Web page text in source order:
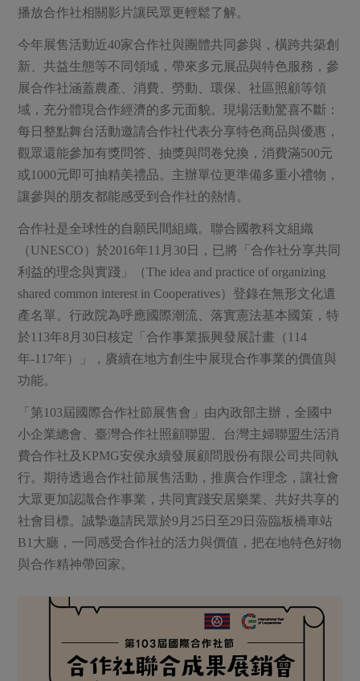
優惠專區
樂齡友善
高麗菜海鮮煎餅
地區活動
活動報下載
播放合作社相關影片讓民眾更輕鬆了解。
今年展售活動近40家合作社與團體共同參與，橫跨共築創
新、共益生態等不同領域，帶來多元展品與特色服務，參
展合作社涵蓋農產、消費、勞動、環保、社區照顧等領
域，充分體現合作經濟的多元面貌。現場活動驚喜不斷：
每日整點舞台活動邀請合作社代表分享特色商品與優惠，
觀眾還能參加有獎問答、抽獎與問卷兌換，消費滿500元
或1000元即可抽精美禮品。主辦單位更準備多重小禮物，
讓參與的朋友都能感受到合作社的熱情。
合作社是全球性的自願民間組織。聯合國教科文組織
（UNESCO）於2016年11月30日，已將「合作社分享共同
利益的理念與實踐」（The idea and practice of organizing
shared common interest in Cooperatives）登錄在無形文化遺
產名單。行政院為呼應國際潮流、落實憲法基本國策，特
於113年8月30日核定「合作事業振興發展計畫（114
年-117年）」，賡續在地方創生中展現合作事業的價值與
功能。
「第103屆國際合作社節展售會」由內政部主辦，全國中
小企業總會、臺灣合作社照顧聯盟、台灣主婦聯盟生活消
費合作社及KPMG安侯永續發展顧問股份有限公司共同執
行。期待透過合作社節展售活動，推廣合作理念，讓社會
大眾更加認識合作事業，共同實踐安居樂業、共好共享的
社會目標。誠摯邀請民眾於9月25日至29日蒞臨板橋車站
B1大廳，一同感受合作社的活力與價值，把在地特色好物
與合作精神帶回家。